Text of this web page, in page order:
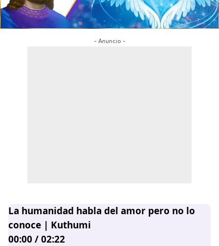
- Anuncio -
La humanidad habla del amor pero no lo
conoce | Kuthumi
00:00 /02:22